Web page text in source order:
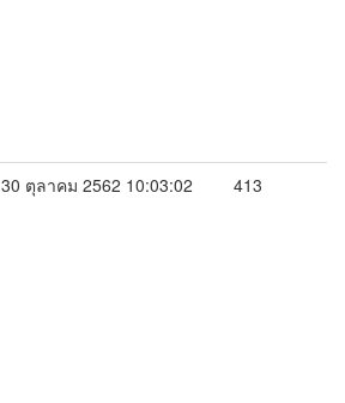
30 ตุลาคม 2562 10:03:02 413